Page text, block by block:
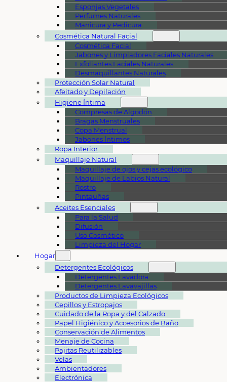
Esponjas Vegetales
Perfumes Naturales
Manicura y Pedicura
Cosmética Natural Facial
Cosmética Facial
Jabones y Limpiadores Faciales Naturales
Exfoliantes Faciales Naturales
Desmaquillantes Naturales
Protección Solar Natural
Afeitado y Depilación
Higiene Íntima
Compresas de Algodón
Bragas Menstruales
Copa Menstrual
Jabones Íntimos
Ropa Interior
Maquillaje Natural
Maquillaje de ojos y cejas ecológico
Maquillaje de Labios Natural
Rostro
Pintauñas
Aceites Esenciales
Para la Salud
Difusión
Uso Cosmético
Limpieza del Hogar
Hogar
Detergentes Ecológicos
Detergentes Lavadora
Detergentes Lavavajillas
Productos de Limpieza Ecológicos
Cepillos y Estropajos
Cuidado de la Ropa y del Calzado
Papel Higiénico y Accesorios de Baño
Conservación de Alimentos
Menaje de Cocina
Pajitas Reutilizables
Velas
Ambientadores
Electrónica